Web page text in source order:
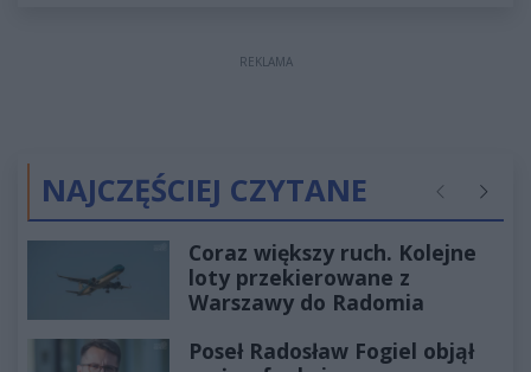
REKLAMA
NAJCZĘŚCIEJ CZYTANE Poprzednie
Coraz większy ruch. Kolejne
loty przekierowane z
Warszawy do Radomia
Poseł Radosław Fogiel objął